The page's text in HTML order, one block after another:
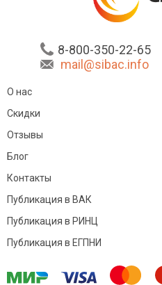
8-800-350-22-65
mail@sibac.info
О нас
Скидки
Отзывы
Блог
Контакты
Публикация в ВАК
Публикация в РИНЦ
Публикация в ЕГПНИ